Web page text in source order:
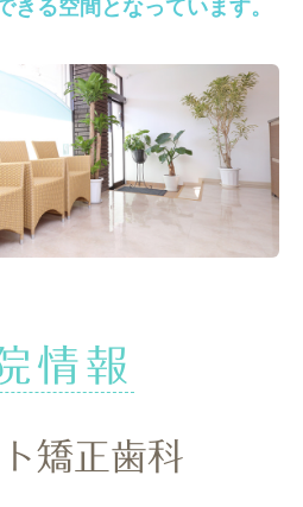
きる空間となっています。
情報
矯正歯科